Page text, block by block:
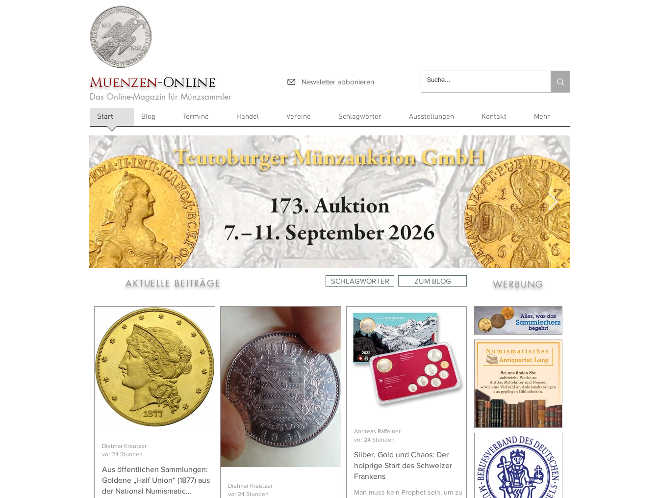
Muenzen-Online Newsletter abbonieren
Das Online-Magazin für Münzsammler
Start Blog Termine Handel Vereine Schlagwörter Ausstellungen Kontakt Mehr
AKTUELLE BEITRÄGE SCHLAGWÖRTER ZUM BLOG WERBUNG
Aus öffentlichen Sammlungen:
Goldene „Half Union“ (1877) aus
der National Numismatic
Dietmar Kreutzer
vor 24 Stunden
Dietmar Kreutzer
vor 24 Stunden
Silber, Gold und Chaos: Der
holprige Start des Schweizer
Frankens
Man muss kein Prophet sein, um zu
Andreas Raffeiner
vor 24 Stunden